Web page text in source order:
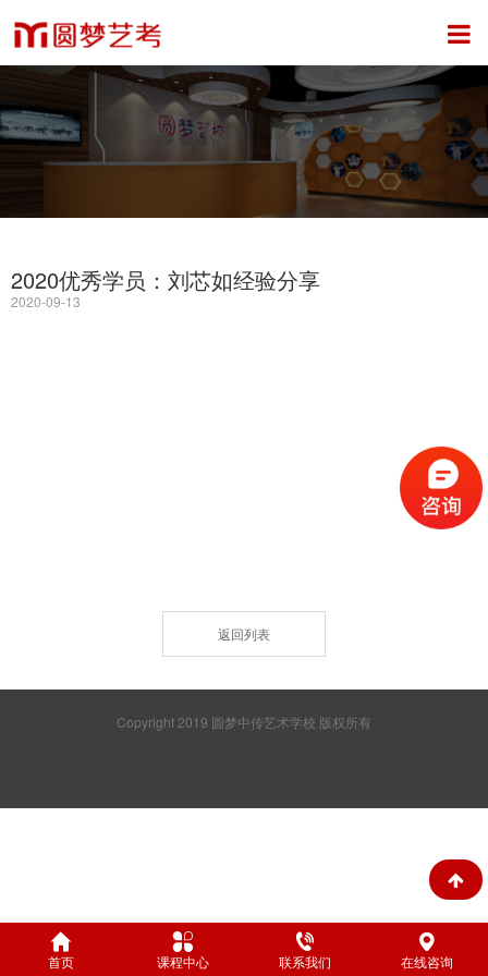
2020优秀学员：刘芯如经验分享
2020-09-13
返回列表
Copyright 2019 圆梦中传艺术学校 版权所有
首页 课程中心 联系我们 在线咨询